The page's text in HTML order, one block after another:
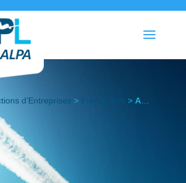
d’Entreprises > French Bee > Actualités